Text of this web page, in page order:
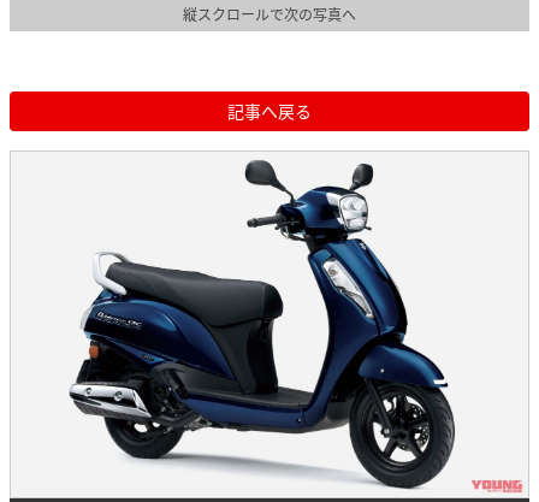
縦スクロールで次の写真へ
記事へ戻る